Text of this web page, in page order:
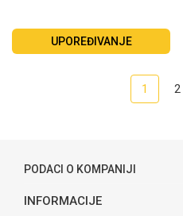
UPOREĐIVANJE
1 2
PODACI O KOMPANIJI
Gama S doo
INFORMACIJE